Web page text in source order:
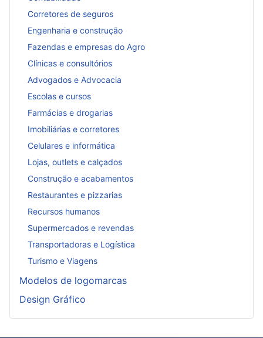
Corretores de seguros
Engenharia e construção
Fazendas e empresas do Agro
Clínicas e consultórios
Advogados e Advocacia
Escolas e cursos
Farmácias e drogarias
Imobiliárias e corretores
Celulares e informática
Lojas, outlets e calçados
Construção e acabamentos
Restaurantes e pizzarias
Recursos humanos
Supermercados e revendas
Transportadoras e Logística
Turismo e Viagens
Modelos de logomarcas
Design Gráfico